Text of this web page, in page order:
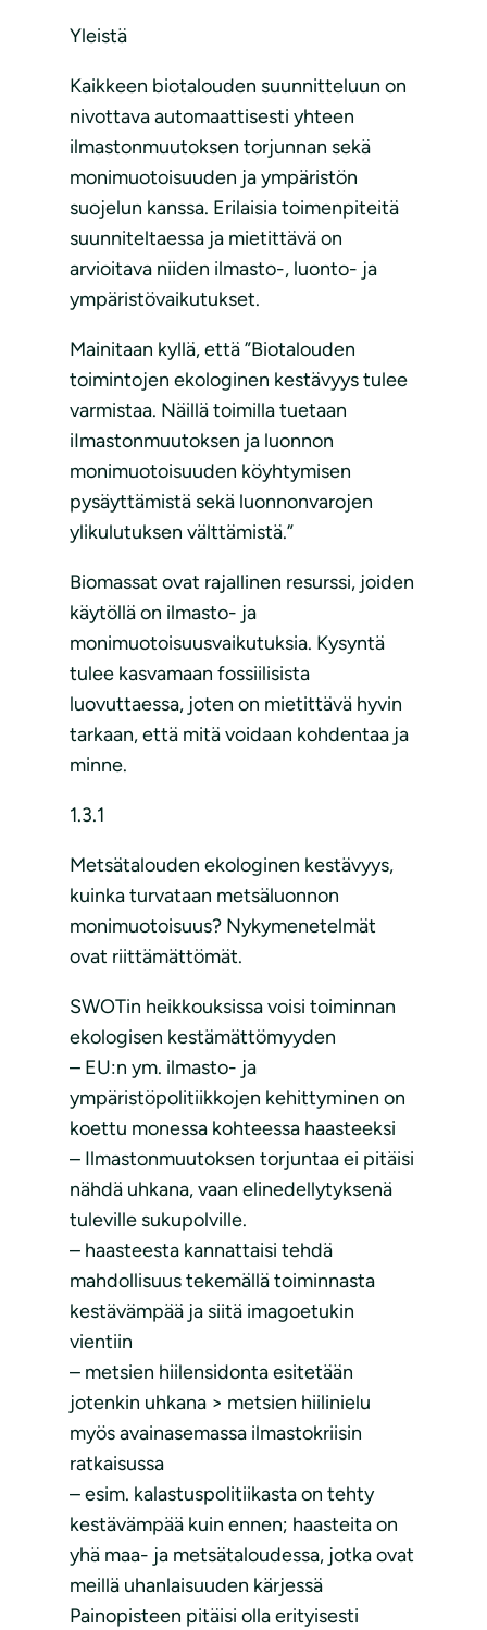
Yleistä
Kaikkeen biotalouden suunnitteluun on
nivottava automaattisesti yhteen
ilmastonmuutoksen torjunnan sekä
monimuotoisuuden ja ympäristön
suojelun kanssa. Erilaisia toimenpiteitä
suunniteltaessa ja mietittävä on
arvioitava niiden ilmasto-, luonto- ja
ympäristövaikutukset.
Mainitaan kyllä, että ”Biotalouden
toimintojen ekologinen kestävyys tulee
varmistaa. Näillä toimilla tuetaan
iImastonmuutoksen ja luonnon
monimuotoisuuden köyhtymisen
pysäyttämistä sekä luonnonvarojen
ylikulutuksen välttämistä.”
Biomassat ovat rajallinen resurssi, joiden
käytöllä on ilmasto- ja
monimuotoisuusvaikutuksia. Kysyntä
tulee kasvamaan fossiilisista
luovuttaessa, joten on mietittävä hyvin
tarkaan, että mitä voidaan kohdentaa ja
minne.
1.3.1
Metsätalouden ekologinen kestävyys,
kuinka turvataan metsäluonnon
monimuotoisuus? Nykymenetelmät
ovat riittämättömät.
SWOTin heikkouksissa voisi toiminnan
ekologisen kestämättömyyden
– EU:n ym. ilmasto- ja
ympäristöpolitiikkojen kehittyminen on
koettu monessa kohteessa haasteeksi
– Ilmastonmuutoksen torjuntaa ei pitäisi
nähdä uhkana, vaan elinedellytyksenä
tuleville sukupolville.
– haasteesta kannattaisi tehdä
mahdollisuus tekemällä toiminnasta
kestävämpää ja siitä imagoetukin
vientiin
– metsien hiilensidonta esitetään
jotenkin uhkana > metsien hiilinielu
myös avainasemassa ilmastokriisin
ratkaisussa
– esim. kalastuspolitiikasta on tehty
kestävämpää kuin ennen; haasteita on
yhä maa- ja metsätaloudessa, jotka ovat
meillä uhanlaisuuden kärjessä
Painopisteen pitäisi olla erityisesti